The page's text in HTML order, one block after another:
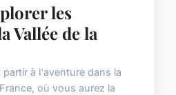
les
Vallée de la
à l'aventure dans la
où vous aurez la